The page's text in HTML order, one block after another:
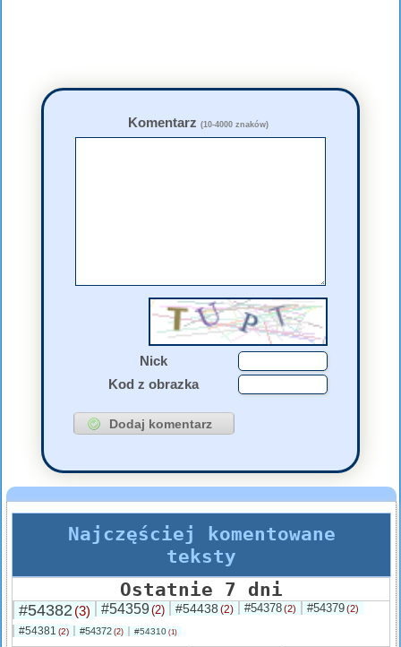
Komentarz (10-4000 znaków)
Nick
Kod z obrazka
Najczęściej komentowane
teksty
Ostatnie 7 dni
#54382 (3) #54359(2) #54438 (2) #54378(2) #54379(2)
#54381 (2) #54372 (2) #54310 (1)